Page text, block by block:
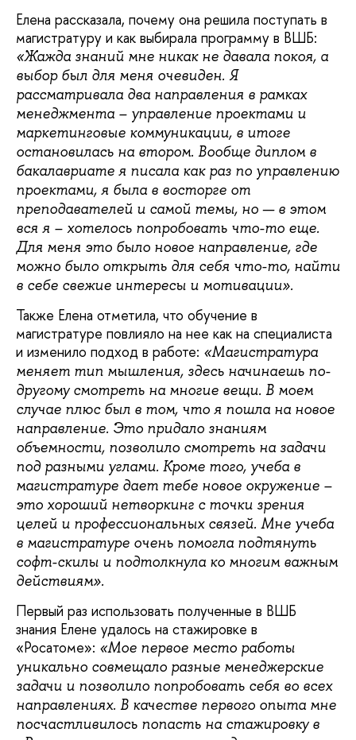
Елена рассказала, почему она решила поступать в
магистратуру и как выбирала программу в ВШБ:
«Жажда знаний мне никак не давала покоя, а
выбор был для меня очевиден. Я
рассматривала два направления в рамках
менеджмента – управление проектами и
маркетинговые коммуникации, в итоге
остановилась на втором. Вообще диплом в
бакалавриате я писала как раз по управлению
проектами, я была в восторге от
преподавателей и самой темы, но — в этом
вся я – хотелось попробовать что-то еще.
Для меня это было новое направление, где
можно было открыть для себя что-то, найти
в себе свежие интересы и мотивации».
Также Елена отметила, что обучение в
магистратуре повлияло на нее как на специалиста
и изменило подход в работе: «Магистратура
меняет тип мышления, здесь начинаешь по-
другому смотреть на многие вещи. В моем
случае плюс был в том, что я пошла на новое
направление. Это придало знаниям
объемности, позволило смотреть на задачи
под разными углами. Кроме того, учеба в
магистратуре дает тебе новое окружение –
это хороший нетворкинг с точки зрения
целей и профессиональных связей. Мне учеба
в магистратуре очень помогла подтянуть
софт-скилы и подтолкнула ко многим важным
действиям».
Первый раз использовать полученные в ВШБ
знания Елене удалось на стажировке в
«Росатоме»: «Мое первое место работы
уникально совмещало разные менеджерские
задачи и позволило попробовать себя во всех
направлениях. В качестве первого опыта мне
посчастливилось попасть на стажировку в